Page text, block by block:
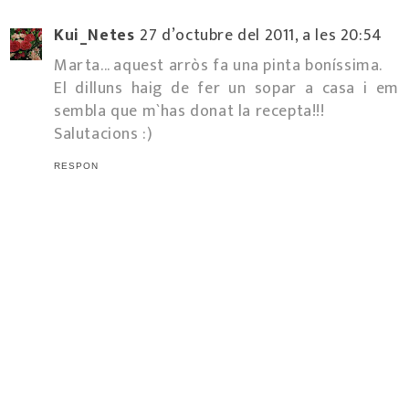
Kui_Netes 27 d’octubre del 2011, a les 20:54
Marta... aquest arròs fa una pinta boníssima.
El dilluns haig de fer un sopar a casa i em
sembla que m`has donat la recepta!!!
Salutacions :)
RESPON